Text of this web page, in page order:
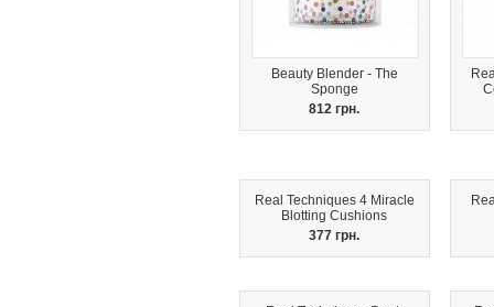
Beauty Blender - The
Sponge
812 грн.
Real Techniques 4 Miracle
Blotting Cushions
377 грн.